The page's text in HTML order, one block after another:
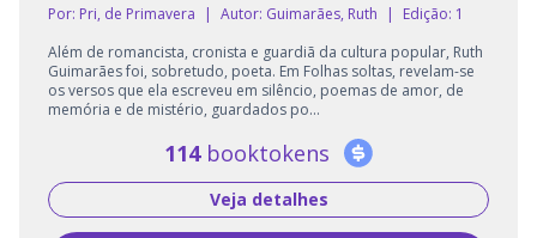
Por: Pri, de Primavera | Autor: Guimarães, Ruth |
Edição: 1
Além de romancista, cronista e guardiã da cultura popular, Ruth
Guimarães foi, sobretudo, poeta. Em Folhas soltas, revelam-se
os versos que ela escreveu em silêncio, poemas de amor, de
memória e de mistério, guardados po...
114 booktokens
Veja detalhes